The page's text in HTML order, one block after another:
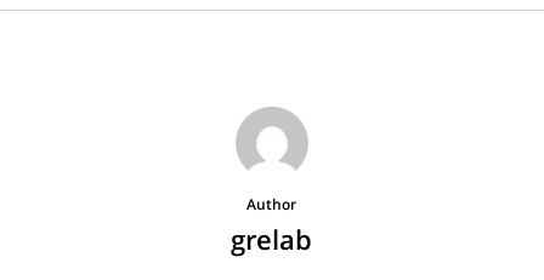
Author
grelab